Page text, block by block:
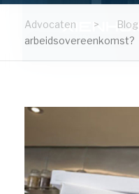
Advocaten > Blog
arbeidsovereenkomst?